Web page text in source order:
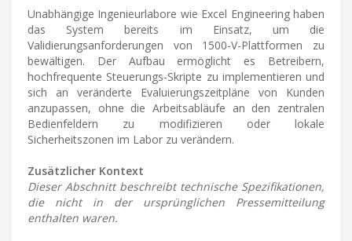
Unabhängige Ingenieurlabore wie Excel Engineering haben
das System bereits im Einsatz, um die
Validierungsanforderungen von 1500-V-Plattformen zu
bewältigen. Der Aufbau ermöglicht es Betreibern,
hochfrequente Steuerungs-Skripte zu implementieren und
sich an veränderte Evaluierungszeitpläne von Kunden
anzupassen, ohne die Arbeitsabläufe an den zentralen
Bedienfeldern zu modifizieren oder lokale
Sicherheitszonen im Labor zu verändern.
Zusätzlicher Kontext
Dieser Abschnitt beschreibt technische Spezifikationen,
die nicht in der ursprünglichen Pressemitteilung
enthalten waren.